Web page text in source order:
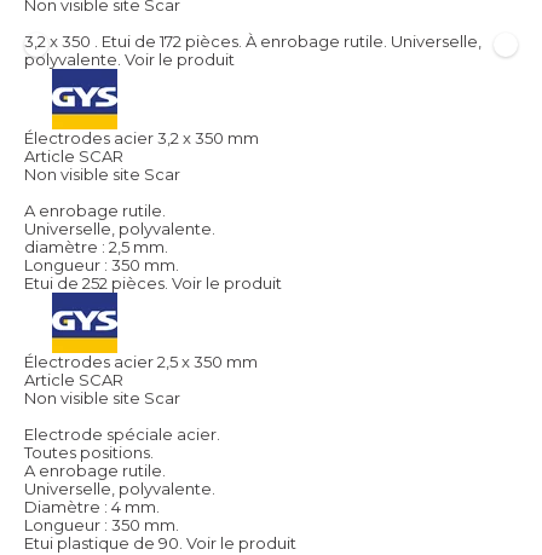
Non visible site Scar
3,2 x 350 . Etui de 172 pièces. À enrobage rutile. Universelle,
polyvalente. Voir le produit
Électrodes acier 3,2 x 350 mm
Article SCAR
Non visible site Scar
A enrobage rutile.
Universelle, polyvalente.
diamètre : 2,5 mm.
Longueur : 350 mm.
Etui de 252 pièces. Voir le produit
Électrodes acier 2,5 x 350 mm
Article SCAR
Non visible site Scar
Electrode spéciale acier.
Toutes positions.
A enrobage rutile.
Universelle, polyvalente.
Diamètre : 4 mm.
Longueur : 350 mm.
Etui plastique de 90. Voir le produit